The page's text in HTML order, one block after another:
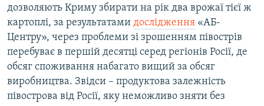
дозволяють Криму збирати на рік два врожаї тієї ж
картоплі, за результатами дослідження «АБ-
Центру», через проблеми зі зрошенням півострів
перебуває в першій десятці серед регіонів Росії, де
обсяг споживання набагато вищий за обсяг
виробництва. Звідси – продуктова залежність
півострова від Росії, яку неможливо зняти без